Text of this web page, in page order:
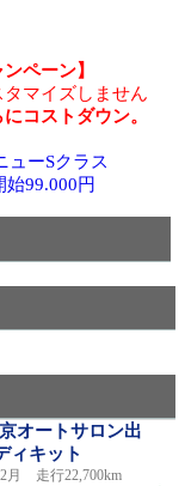
ペーン】
マイズしません
にコストダウン。
ーSクラス
始99.000円
オートサロン出
ィキット
月 走行22,700km